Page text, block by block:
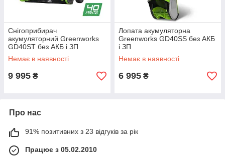
Снігоприбирач
акумуляторний Greenworks
GD40ST без АКБ і ЗП
Немає в наявності
9 995 ₴
Лопата акумуляторна
Greenworks GD40SS без АКБ
і ЗП
Немає в наявності
6 995 ₴
Про нас
91% позитивних з 23 відгуків за рік
Працює з 05.02.2010